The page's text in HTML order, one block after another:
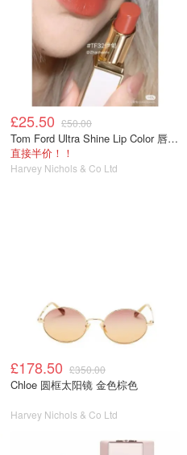
£25.50 £50.00
Tom Ford Ultra Shine Lip Color 唇膏 玫瑰色
直接半价！！
Harvey Nichols & Co Ltd
£178.50 £350.00
Chloe 圆框太阳镜 金色棕色
Harvey Nichols & Co Ltd